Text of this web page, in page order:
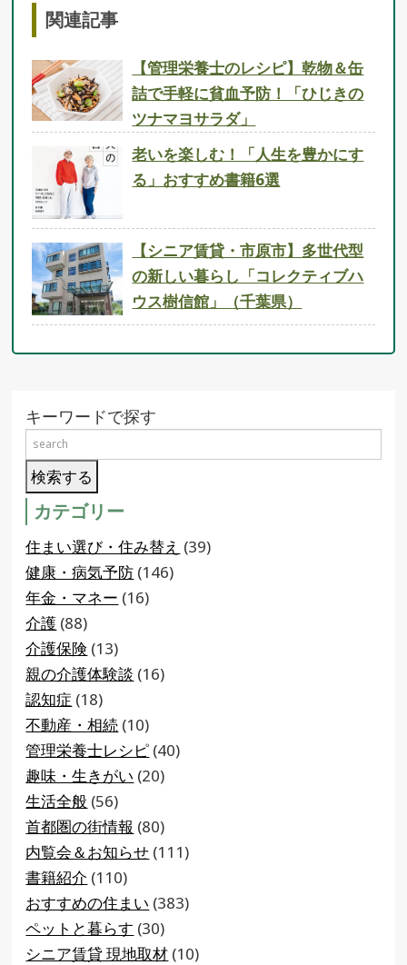
関連記事
【管理栄養士のレシピ】乾物＆缶
詰で手軽に貧血予防！「ひじきの
ツナマヨサラダ」
老いを楽しむ！「人生を豊かにす
る」おすすめ書籍6選
【シニア賃貸・市原市】多世代型
の新しい暮らし「コレクティブハ
ウス樹信館」（千葉県）
キーワードで探す
カテゴリー
住まい選び・住み替え (39)
健康・病気予防 (146)
年金・マネー (16)
介護 (88)
介護保険 (13)
親の介護体験談 (16)
認知症 (18)
不動産・相続 (10)
管理栄養士レシピ (40)
趣味・生きがい (20)
生活全般 (56)
首都圏の街情報 (80)
内覧会＆お知らせ (111)
書籍紹介 (110)
おすすめの住まい (383)
ペットと暮らす (30)
シニア賃貸 現地取材 (10)